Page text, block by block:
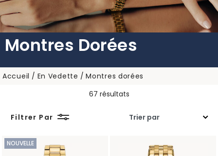
Montres Dorées
Accueil En Vedette
Montres dorées
67 résultats
Filtrer Par
NOUVELLE